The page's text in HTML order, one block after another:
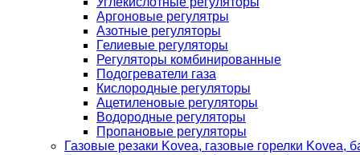
Аргоновые регулятры
Азотные регуляторы
Гелиевые регуляторы
Регуляторы комбинированные
Подогреватели газа
Кислородные регуляторы
Ацетиленовые регуляторы
Водородные регуляторы
Пропановые регуляторы
Газовые резаки Kovea, газовые горелки Kovea,